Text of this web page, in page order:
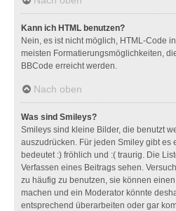
Kann ich HTML benutzen?
Nein, es ist nicht möglich, HTML-Code
meisten Formatierungsmöglichkeiten,
BBCode erreicht werden.
Nach oben
Was sind Smileys?
Smileys sind kleine Bilder, die benutzt
auszudrücken. Für jeden Smiley gibt es
bedeutet :) fröhlich und :( traurig. Die
Verfassen eines Beitrags sehen.
zu häufig zu benutzen, sie können
machen und ein Moderator könnte
entsprechend überarbeiten oder gar